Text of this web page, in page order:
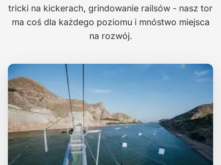
tricki na kickerach, grindowanie railsów - nasz tor
ma coś dla każdego poziomu i mnóstwo miejsca
na rozwój.